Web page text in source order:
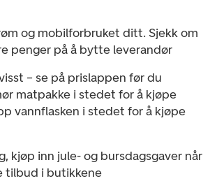
og mobilforbruket ditt. Sjekk om
penger på å bytte leverandør
– se på prislappen før du
matpakke i stedet for å kjøpe
vannflasken i stedet for å kjøpe
kjøp inn jule- og bursdagsgaver når
tilbud i butikkene